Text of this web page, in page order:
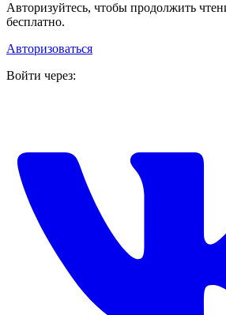
Авторизуйтесь, чтобы продолжить
бесплатно.
Авторизоваться
Войти через: